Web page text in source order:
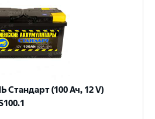
(100 Ач, 12 V)